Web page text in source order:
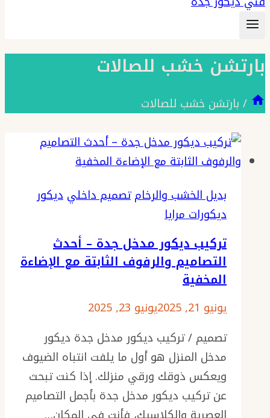
بارتشن خشب للصالات
/ بارتشن خشب للصالات
بديل الخشب والرخام تصميم داخلي ديكور
ديكورات مرايا
تركيب ديكور مدخل جدة – أحدث
التصاميم والرفوف الثابتة مع الإضاءة
المخفية
يونيو 21, 2025
يونيو 23, 2025
تصميم / تركيب ديكور مدخل جدة ديكور
مدخل المنزل هو أول ما يلفت انتباه الضيوف
ويعكس ذوقك ورقي منزلك. إذا كنت تبحث
عن تركيب ديكور مدخل جدة بأجمل التصاميم